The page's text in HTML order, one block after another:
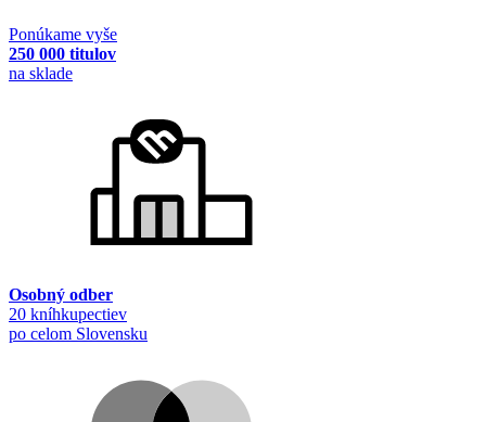
Ponúkame vyše
250 000 titulov
na sklade
Osobný odber
20 kníhkupectiev
po celom Slovensku